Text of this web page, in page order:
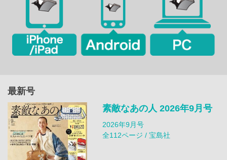
最新号
素敵なあの人 2026年9月号
2026年9月号
全112ページ / 宝島社